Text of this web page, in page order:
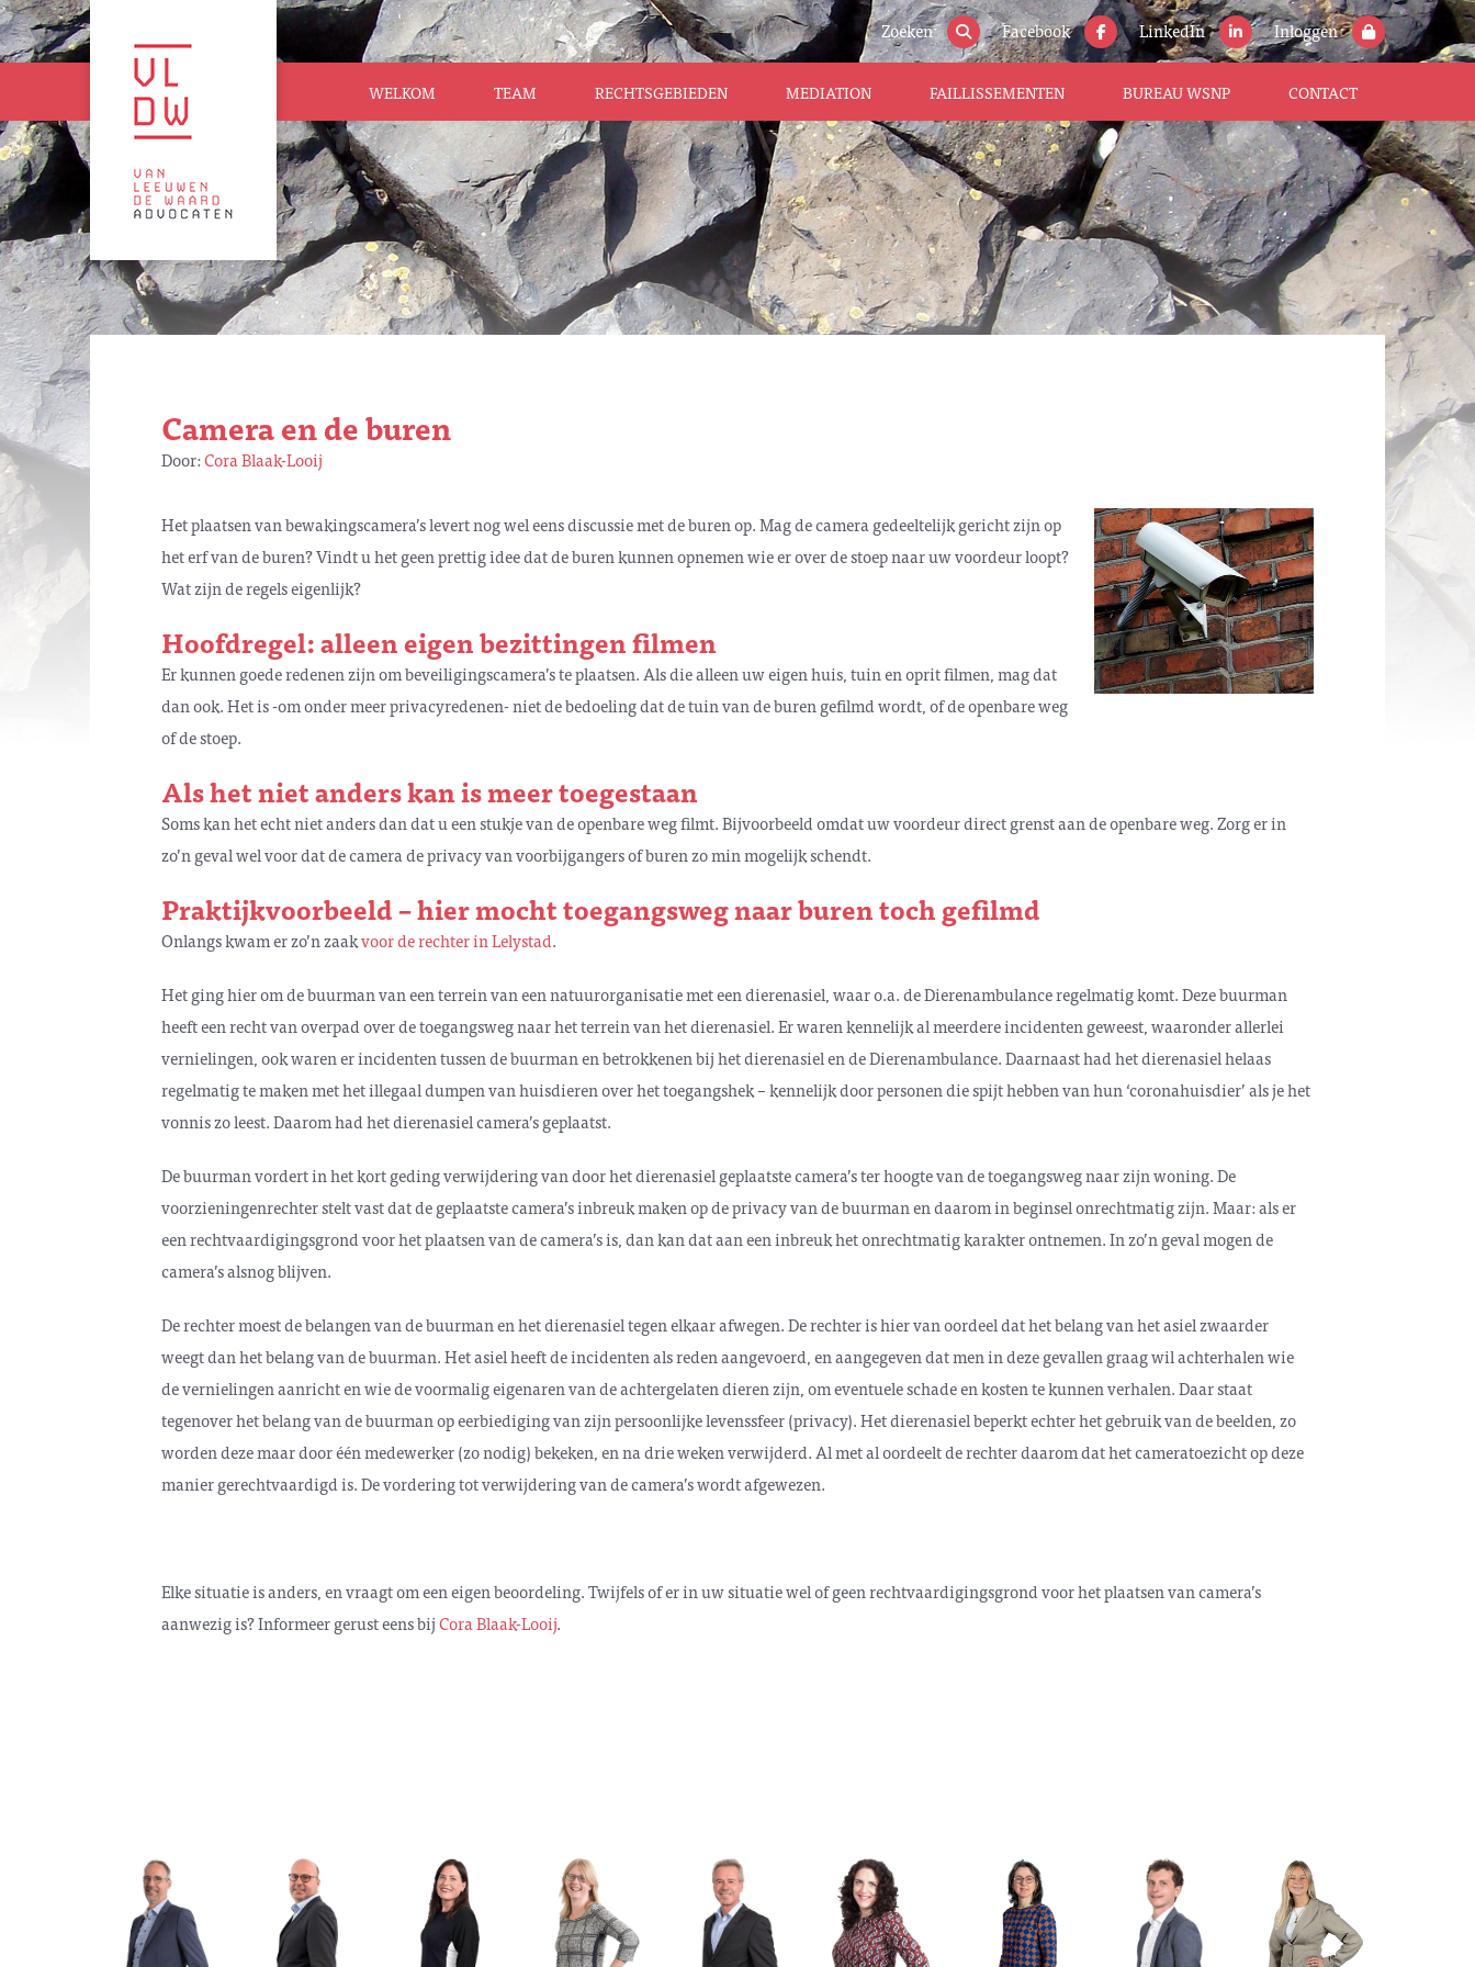
Zoeken Facebook LinkedIn Inloggen
WELKOM TEAM RECHTSGEBIEDEN MEDIATION FAILLISSEMENTEN BUREAU WSNP CONTACT
Camera en de buren
Door:Cora Blaak-Looij
Het plaatsen van bewakingscamera’s levert nog wel eens discussie met de buren op. Mag de camera gedeeltelijk gericht zijn op
het erf van de buren? Vindt u het geen prettig idee dat de buren kunnen opnemen wie er over de stoep naar uw voordeur loopt?
Wat zijn de regels eigenlijk?
Hoofdregel: alleen eigen bezittingen filmen
Er kunnen goede redenen zijn om beveiligingscamera’s te plaatsen. Als die alleen uw eigen huis, tuin en oprit filmen, mag dat
dan ook. Het is -om onder meer privacyredenen- niet de bedoeling dat de tuin van de buren gefilmd wordt, of de openbare weg
of de stoep.
Als het niet anders kan is meer toegestaan
Soms kan het echt niet anders dan dat u een stukje van de openbare weg filmt. Bijvoorbeeld omdat uw voordeur direct grenst aan de openbare weg. Zorg er in
zo’n geval wel voor dat de camera de privacy van voorbijgangers of buren zo min mogelijk schendt.
Praktijkvoorbeeld – hier mocht toegangsweg naar buren toch gefilmd
Onlangs kwam er zo’n zaakvoor de rechter in Lelystad.
Het ging hier om de buurman van een terrein van een natuurorganisatie met een dierenasiel, waar o.a. de Dierenambulance regelmatig komt. Deze buurman
heeft een recht van overpad over de toegangsweg naar het terrein van het dierenasiel. Er waren kennelijk al meerdere incidenten geweest, waaronder allerlei
vernielingen, ook waren er incidenten tussen de buurman en betrokkenen bij het dierenasiel en de Dierenambulance. Daarnaast had het dierenasiel helaas
regelmatig te maken met het illegaal dumpen van huisdieren over het toegangshek – kennelijk door personen die spijt hebben van hun ‘coronahuisdier’ als je het
vonnis zo leest. Daarom had het dierenasiel camera’s geplaatst.
De buurman vordert in het kort geding verwijdering van door het dierenasiel geplaatste camera’s ter hoogte van de toegangsweg naar zijn woning. De
voorzieningenrechter stelt vast dat de geplaatste camera’s inbreuk maken op de privacy van de buurman en daarom in beginsel onrechtmatig zijn. Maar: als er
een rechtvaardigingsgrond voor het plaatsen van de camera’s is, dan kan dat aan een inbreuk het onrechtmatig karakter ontnemen. In zo’n geval mogen de
camera’s alsnog blijven.
De rechter moest de belangen van de buurman en het dierenasiel tegen elkaar afwegen. De rechter is hier van oordeel dat het belang van het asiel zwaarder
weegt dan het belang van de buurman. Het asielheeft de incidenten als reden aangevoerd, en aangegeven dat men in deze gevallen graag wil achterhalen wie
de vernielingen aanricht en wie de voormalig eigenaren van de achtergelaten dieren zijn, om eventuele schade en kosten te kunnen verhalen. Daar staat
tegenover het belang van de buurman op eerbiediging van zijn persoonlijke levenssfeer (privacy). Het dierenasiel beperkt echter het gebruik van de beelden, zo
worden deze maar door één medewerker (zo nodig) bekeken, en na drie weken verwijderd. Al met al oordeelt de rechter daarom dat het cameratoezicht op deze
manier gerechtvaardigd is.De vordering tot verwijdering van de camera’s wordt afgewezen.
Elke situatie is anders, en vraagt om een eigen beoordeling. Twijfels of er in uw situatie wel of geen rechtvaardigingsgrond voor het plaatsen van camera’s
aanwezig is? Informeer gerust eens bijCora Blaak-Looij.